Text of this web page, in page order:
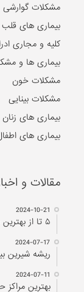
مشکلات گوارشی
بیماری های
کلیه و مجاری
بیماری ها و
مشکلات خون
مشکلات بینایی
بیماری های زنان
بیماری های
مقالات و
2024-10-21
۵ تا از بهترین دکتر‌های اصلاح مزاج در مشهد را بشناسید!
2024-07-17
ریشه شیرین
2024-07-11
بهترین